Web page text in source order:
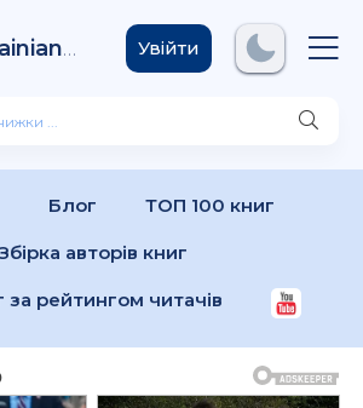
ReadUkrainian
Books .com
Увійти
Блог ТОП 100 книг
авторів книг
рейтингом читачів